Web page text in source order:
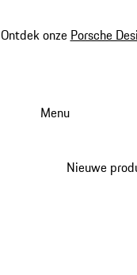
Ontdek onze Porsche
Menu
Nieuwe